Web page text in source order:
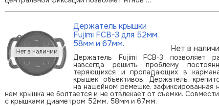
Нет в
Держатель крышки
Fujimi FCB-3 для 52мм,
58мм и 67мм.
Держатель Fujimi FCB-3 позволяет
навсегда решить проблему
теряющихся и пропадающих в
крышек объективов. Держатель
на нашейном ремешке, зафиксированная
нем крышка не болтается и не отвлекает от съемки.
с крышками диаметром 52мм, 58мм и 67мм.